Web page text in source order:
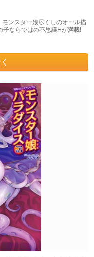
ンスター娘尽くしのオール描
子ならではの不思議Hが満載!